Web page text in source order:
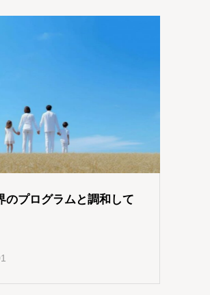
プログラムと調和して